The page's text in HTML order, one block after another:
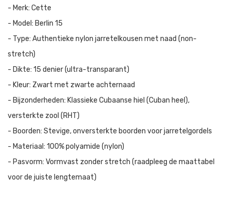
- Merk: Cette
- Model: Berlin 15
- Type: Authentieke nylon jarretelkousen met naad (non-
stretch)
- Dikte: 15 denier (ultra-transparant)
- Kleur: Zwart met zwarte achternaad
- Bijzonderheden: Klassieke Cubaanse hiel (Cuban heel),
versterkte zool (RHT)
- Boorden: Stevige, onversterkte boorden voor jarretelgordels
- Materiaal: 100% polyamide (nylon)
- Pasvorm: Vormvast zonder stretch (raadpleeg de maattabel
voor de juiste lengtemaat)